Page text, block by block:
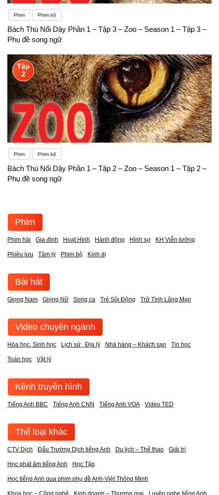
Phim Phim bộ
Bách Thú Nổi Dậy Phần 1 – Tập 3 – Zoo – Season 1 – Tập 3 –
Phụ đề song ngữ
Tập
2
Phim Phim bộ
Bách Thú Nổi Dậy Phần 1 – Tập 2 – Zoo – Season 1 – Tập 2 –
Phụ đề song ngữ
Phim
Phim hài Gia đình Hoạt Hình Hành động Hình sự KH Viễn tưởng
Phiêu lưu Tâm lý Phim bộ Kinh dị
Bài hát
Giọng Nam Giọng Nữ Song ca Trẻ Sôi Động Trữ Tình Lãng Mạn
Video chuyên ngành
Hóa học, Sinh học Lịch sử , Địa lý Nhà hàng – Khách sạn Tin học
Toán học Vật lý
Kênh truyền hình
Tiếng Anh BBC Tiếng Anh CNN Tiếng Anh VOA Video TED
Thể loại khác
CTV Dịch Đấu Trường Dịch tiếng Anh Du lịch – Thể thao Giải trí
Học phát âm tiếng Anh Học Tập
Học tiếng Anh qua phim phụ đề Anh-Việt Thông Minh
Khoa học – Công nghệ Kinh doanh – Thương mại Luyện nghe tiếng Anh